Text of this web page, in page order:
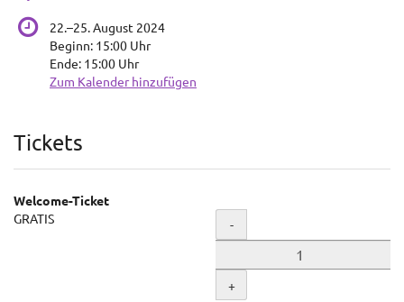
22.–bis
25. August 2024
Beginn: 15:00 Uhr
Ende: 15:00 Uhr
Zum Kalender hinzufügen
Produkte
Tickets
Welcome-Ticket
GRATIS
Menge
-
+